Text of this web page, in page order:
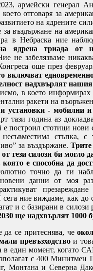
армейски генерал
което отговаря за
на ядрените
за въздържане на
в Небраска ние
ядрена триада от
не забелязваме
още през
включват
надхвърлят
в което информирах
ракети на
установки - мобилни
тази година аз
построил стотици
стъпка,
за въздържане. Трите
от тези силози би могло
която е способна да
точно да ги
данни от моя
ние виждаме, как до
и с базирани в
ще надхвърлят 1000
се притеснява, че
превъзходствои
в един момент, когато
с 400 Минитмен
Монтана и Северна